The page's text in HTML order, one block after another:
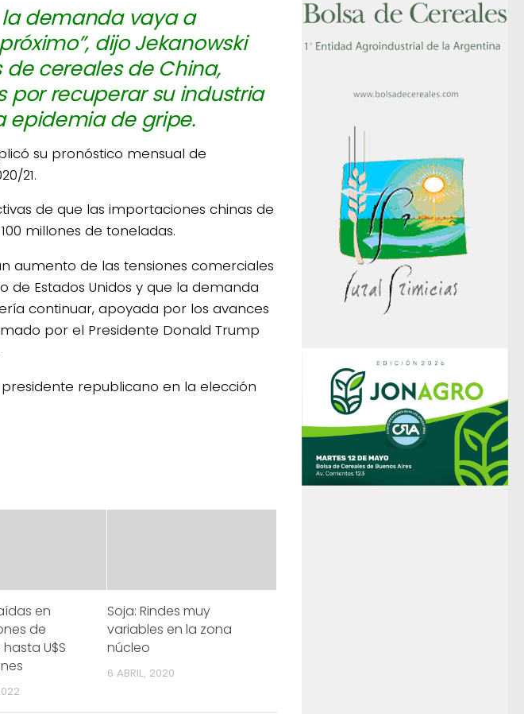
la demanda vaya a
dijo Jekanowski
cereales de China,
por recuperar su industria
epidemia de gripe.
su pronóstico mensual de
21.
de que las importaciones chinas de
millones de toneladas.
aumento de las tensiones comerciales
Estados Unidos y que la demanda
continuar, apoyada por los avances
por el Presidente Donald Trump
republicano en la elección
en
de
U$S
Soja: Rindes muy
variables en la zona
núcleo
6 ABRIL, 2020